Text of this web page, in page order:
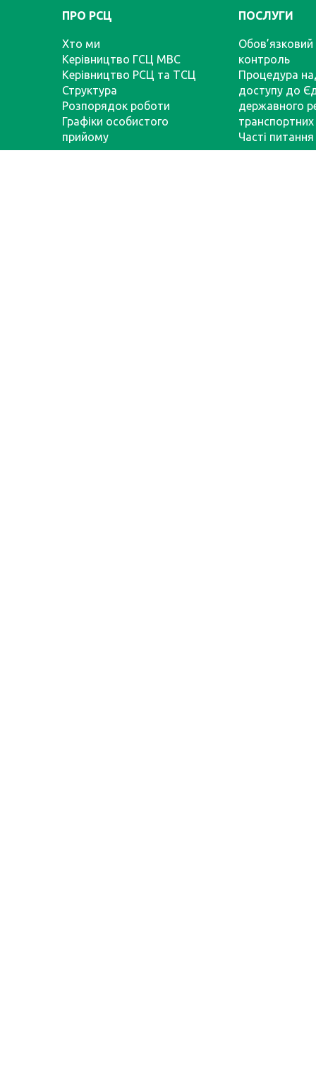
ПРО РСЦ
Хто ми
Керівництво ГСЦ МВС
Керівництво РСЦ та ТСЦ
Структура
Розпорядок роботи
Графіки особистого
прийому
ПОСЛУГИ
Обов’язковий
контроль
Процедура
доступу до
державного
транспортних
Часті питання